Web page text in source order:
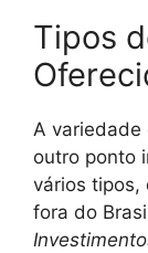
Tipos
A variedade
outro ponto
vários tipos,
fora do